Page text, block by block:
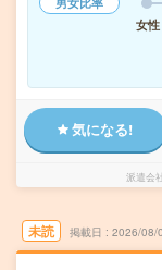
女性
気になる!
派遣会社
未読 掲載日 2026/08/